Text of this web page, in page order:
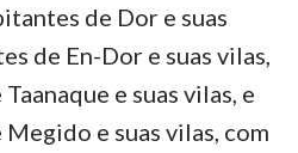
de Dor e suas
de En-Dor e suas vilas,
e suas vilas, e
e suas vilas, com